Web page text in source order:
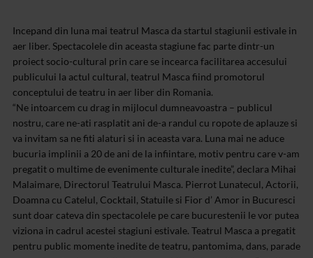
Incepand din luna mai teatrul Masca da startul stagiunii estivale in
aer liber. Spectacolele din aceasta stagiune fac parte dintr-un
proiect socio-cultural prin care se incearca facilitarea accesului
publicului la actul cultural, teatrul Masca fiind promotorul
conceptului de teatru in aer liber din Romania.
“Ne intoarcem cu drag in mijlocul dumneavoastra – publicul
nostru, care ne-ati rasplatit ani de-a randul cu ropote de aplauze si
va invitam sa ne fiti alaturi si in aceasta vara. Luna mai ne aduce
bucuria implinii a 20 de ani de la infiintare, motiv pentru care v-am
pregatit o multime de evenimente culturale inedite”, declara Mihai
Malaimare, Directorul Teatrului Masca. Pierrot Lunatecul, Actorii,
Doamna cu Catelul, Cocktail, Statuile si Fior d’ Amor in Bucuresci
sunt doar cateva din spectacolele pe care bucurestenii le vor putea
viziona in cadrul acestei stagiuni estivale. Teatrul Masca a pregatit
pentru public momente inedite de teatru, pantomima, dans, parade